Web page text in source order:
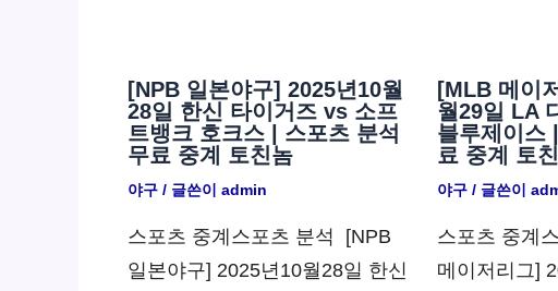
[NPB 일본야구] 2025년10월
28일 한신 타이거즈 vs 소프
트뱅크 호크스 | 스포츠 분석
무료 중계 토친놈
야구 / 글쓴이 admin
스포츠 중계스포츠 분석 ​ [NPB
일본야구] 2025년10월28일 한신
[MLB 메이
월29일 LA
블루제이스
료 중계 토
야구/ 글쓴이
스포츠 중계
메이저리그]